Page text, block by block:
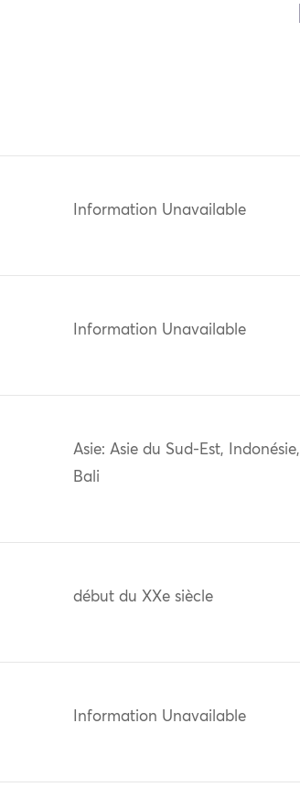
Information Unavailable
Information Unavailable
Asie: Asie du Sud-Est, Indonésie,
Bali
début du XXe siècle
Information Unavailable